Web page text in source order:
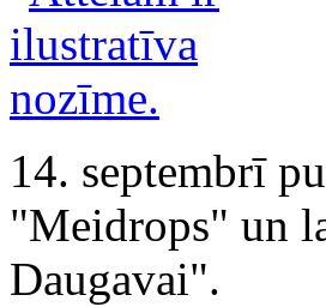
14. septembrī
"Meidrops" un
Daugavai".